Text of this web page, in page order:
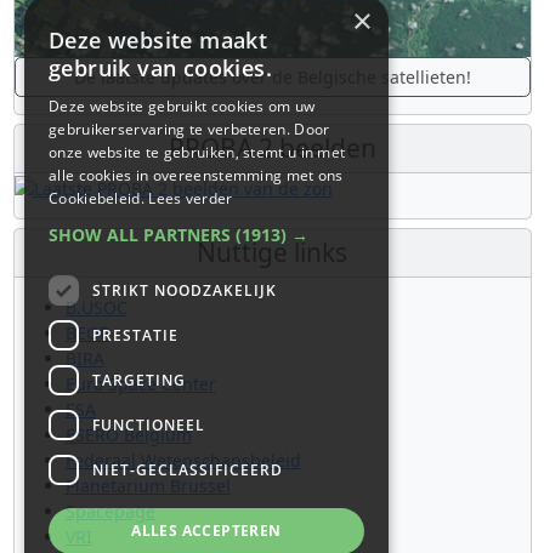
De laatste updates over de Belgische satellieten!
PROBA 2 beelden
Nuttige links
B.USOC
BEOP
BIRA
Euro Space Center
ESA
ESERO Belgium
Federaal Wetenschapsbeleid
Planetarium Brussel
Spacepage
VRI
×
Deze website maakt
gebruik van cookies.
Deze website gebruikt cookies om uw
gebruikerservaring te verbeteren. Door
onze website te gebruiken, stemt u in met
alle cookies in overeenstemming met ons
Cookiebeleid.Lees verder
SHOW ALL PARTNERS (1913) →
STRIKT NOODZAKELIJK
PRESTATIE
TARGETING
FUNCTIONEEL
NIET-GECLASSIFICEERD
ALLES ACCEPTEREN